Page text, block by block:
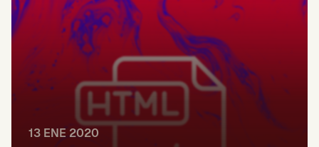
13 ENE 2020